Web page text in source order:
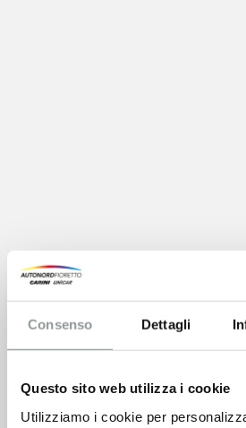
Consenso Dettagli
Questo sito web utilizza i cookie
Utilizziamo i cookie per